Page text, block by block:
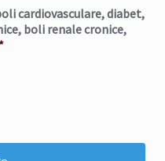
cardiovasculare, diabet,
boli renale cronice,
*